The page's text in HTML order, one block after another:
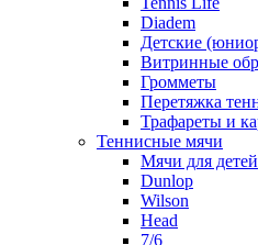
Diadem
Детские
Витринные
Громметы
Перетяжка
Трафареты и
Теннисные мячи
Мячи для детей
Dunlop
Wilson
Head
7/6